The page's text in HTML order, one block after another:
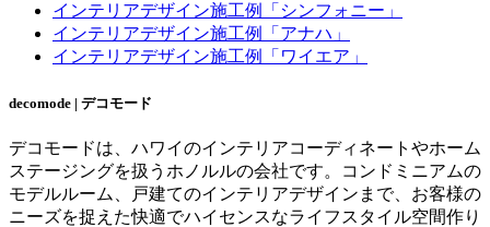
インテリアデザイン施工例「シンフォニー」
インテリアデザイン施工例「アナハ」
インテリアデザイン施工例「ワイエア」
decomode | デコモード
デコモードは、ハワイのインテリアコーディネートやホーム
ステージングを扱うホノルルの会社です。コンドミニアムの
モデルルーム、戸建てのインテリアデザインまで、お客様の
ニーズを捉えた快適でハイセンスなライフスタイル空間作り